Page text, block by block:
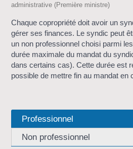
administrative (Première ministre)
Chaque copropriété doit avoir un
gérer ses finances. Le syndic peut
un non professionnel choisi parmi
durée maximale du mandat du
dans certains cas). Cette durée est
possible de mettre fin au mandat en
Professionnel
Non professionnel